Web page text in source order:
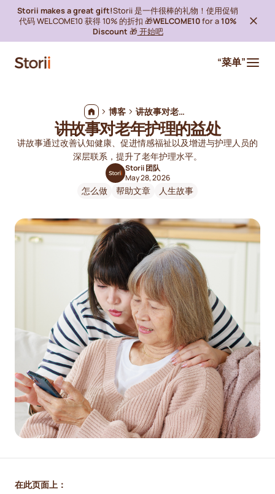
Storii makes a great gift!Storii 是一件很棒的礼物！使用促销
代码 WELCOME10 获得 10% 的折扣 🎁WELCOME10for a10%
Discount 🎁 开始吧
“菜单”
博客 讲故事对老年护理的益处
讲故事对老年护理的益处
讲故事通过改善认知健康、促进情感福祉以及增进与护理人员的
深层联系，提升了老年护理水平。
Storii 团队
May 28, 2026
怎么做 帮助文章 人生故事
在此页面上：